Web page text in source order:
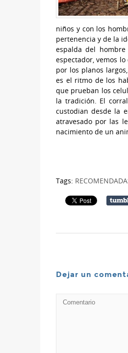
niños y con los
pertenencia y de la
espalda del
espectador, vemos
por los planos
es el ritmo de los
que prueban los
la tradición. El
custodian desde la
atravesado por las
nacimiento de un
Tags:
Dejar un